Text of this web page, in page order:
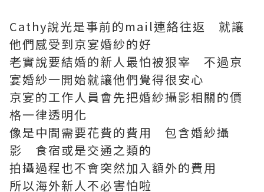
Cathy說光是事前的mail連絡往返 就讓
他們感受到京宴婚紗的好
老實說要結婚的新人最怕被狠宰 不過京
宴婚紗一開始就讓他們覺得很安心
京宴的工作人員會先把婚紗攝影相關的價
格一律透明化
像是中間需要花費的費用 包含婚紗攝
影 食宿或是交通之類的
拍攝過程也不會突然加入額外的費用
所以海外新人不必害怕啦